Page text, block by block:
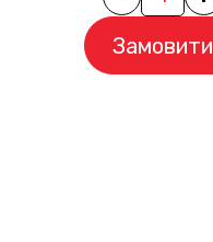
Quantity
Замовити